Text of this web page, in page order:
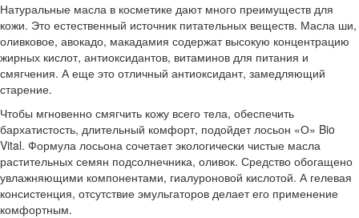
Натуральные масла в косметике дают много преимуществ для
кожи. Это естественный источник питательных веществ. Масла ши,
оливковое, авокадо, макадамия содержат высокую концентрацию
жирных кислот, антиоксидантов, витаминов для питания и
смягчения. А еще это отличный антиоксидант, замедляющий
старение.
Чтобы мгновенно смягчить кожу всего тела, обеспечить
бархатистость, длительный комфорт, подойдет лосьон «О» Bio
Vital. Формула лосьона сочетает экологически чистые масла
растительных семян подсолнечника, оливок. Средство обогащено
увлажняющими компонентами, гиалуроновой кислотой. А гелевая
консистенция, отсутствие эмульгаторов делает его применение
комфортным.